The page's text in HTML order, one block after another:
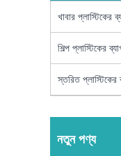
খাবার প্লাস্টিকের
শিল্প প্লাস্টিকের
স্তরিত প্লাস্টিকের
নতুন পণ্য